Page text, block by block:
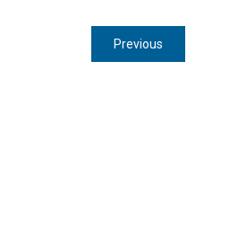
Navegação
de
Previous
post: